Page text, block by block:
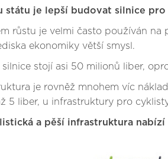
státu je lepší budovat silnice
růstu je velmi často používán
ekonomiky větší smysl.
silnice stojí asi 50 milionů liber,
je rovněž mnohem víc
5 liber, u infrastruktury pro
a pěší infrastruktura